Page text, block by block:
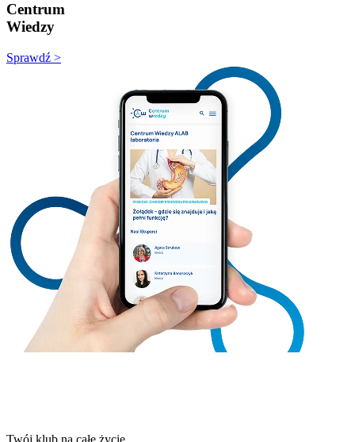
Centrum
Wiedzy
Sprawdź >
Twój klub na całe życie